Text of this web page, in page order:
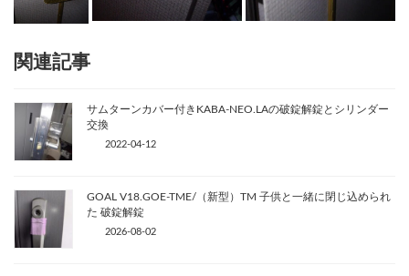
関連記事
サムターンカバー付きKABA-NEO.LAの破錠解錠とシリンダー
交換
2022-04-12
GOAL V18.GOE-TME/（新型）TM 子供と一緒に閉じ込められ
た 破錠解錠
2026-08-02